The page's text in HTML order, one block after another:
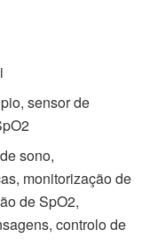
sensor de
sono,
monitorização de
de SpO2,
controlo de